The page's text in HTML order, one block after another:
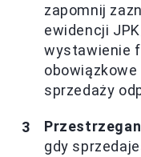
zapomnij
ewidencji
wystawienie
sprzedaży
gdy